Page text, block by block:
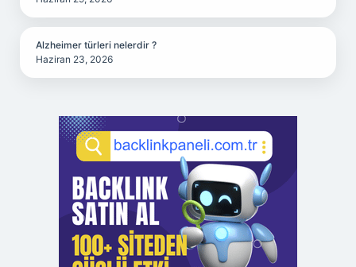
Alzheimer türleri nelerdir ?
Haziran 23, 2026